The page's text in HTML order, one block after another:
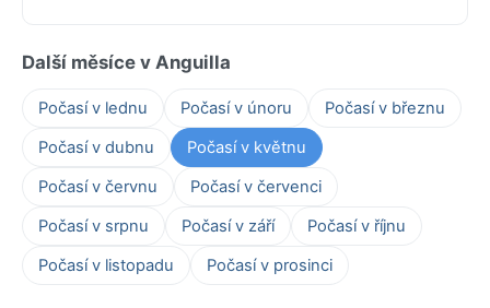
Další měsíce v Anguilla
Počasí v lednu Počasí v únoru
Počasí v březnu
Počasí v dubnu
Počasí v květnu
Počasí v červnu
Počasí v červenci
Počasí v srpnu
Počasí v září
Počasí v říjnu
Počasí v listopadu
Počasí v prosinci